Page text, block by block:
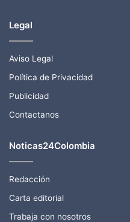
Legal
Aviso Legal
Política de Privacidad
Publicidad
Contactanos
Noticas24Colombia
Redacción
Carta editorial
Trabaja con nosotros